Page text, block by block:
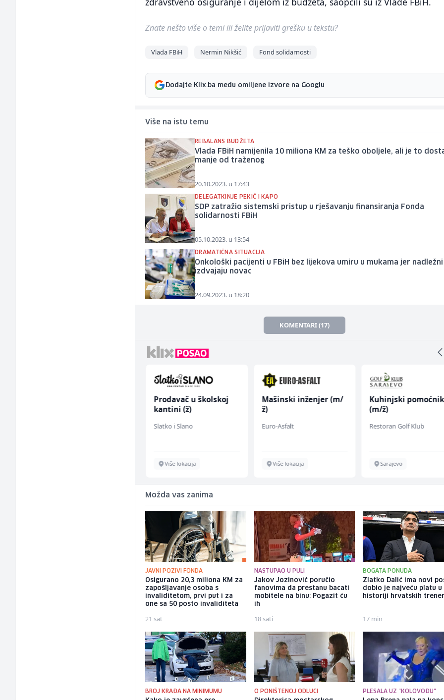
Znate nešto više o temi ili želite prijaviti grešku u tekstu?
Vlada FBiH Nermin Nikšić Fond solidarnosti
Dodajte Klix.ba među omiljene izvore na Googlu
Više na istu temu
REBALANS BUDŽETA
Vlada FBiH namijenila 10 miliona KM za teško oboljele, ali je to
manje od traženog
20.10.2023. u 17:43
DELEGATKINJE PEKIĆ I KAPO
SDP zatražio sistemski pristup u rješavanju finansiranja Fonda
solidarnosti FBiH
05.10.2023. u 13:54
DRAMATIČNA SITUACIJA
Onkološki pacijenti u FBiH bez lijekova umiru u mukama jer nadležni
izdvajaju novac
24.09.2023. u 18:20
KOMENTARI (17)
Prodavač u školskoj
kantini (ž)
Slatko i Slano
Više lokacija
Mašinski inženjer (m/
ž)
Euro-Asfalt
Više lokacija
Kuhinjski pomoćnik
(m/ž)
Restoran Golf Klub
Sarajevo
Možda vas zanima
JAVNI POZIVI FONDA
Osigurano 20,3 miliona KM za
zapošljavanje osoba s
invaliditetom, prvi put i za
one sa 50 posto invaliditeta
21 sat
NASTUPAO U PULI
Jakov Jozinović poručio
fanovima da prestanu bacati
mobitele na binu: Pogazit ću
ih
18 sati
BOGATA PONUDA
Zlatko Dalić ima novi
dobio je najveću platu u
historiji hrvatskih
17 min
BROJ KRAĐA NA MINIMUMU O PONIŠTENOJ ODLUCI PLESALA UZ "KOLOVOĐU"